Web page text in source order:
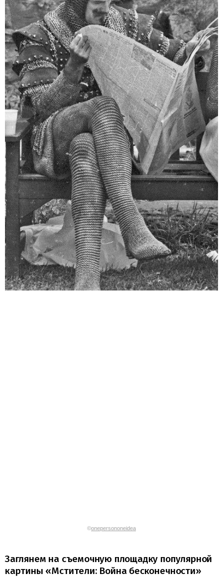
©onepersononeidea
Заглянем на съемочную площадку популярной
картины «Мстители: Война бесконечности»